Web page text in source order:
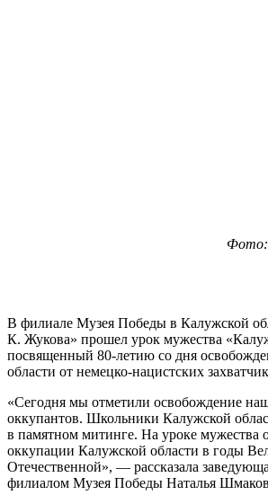
В филиале Музея Победы в Калужской
К. Жукова» прошел урок мужества
посвященный 80-летию со дня
области от немецко-нацистских
«Сегодня мы отметили освобождение
оккупантов. Школьники Калужской
в памятном митинге. На уроке мужества
оккупации Калужской области в годы
Отечественной», — рассказала
филиалом Музея Победы Наталья